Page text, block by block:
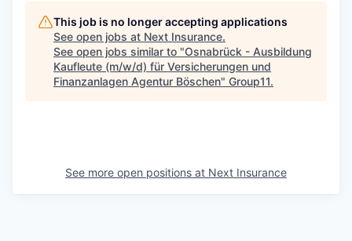
This job is no longer accepting applications
See open jobs at Next Insurance.
See open jobs similar to "Osnabrück - Ausbildung
Kaufleute (m/w/d) für Versicherungen und
Finanzanlagen Agentur Böschen" Group11.
See more open positions at Next Insurance